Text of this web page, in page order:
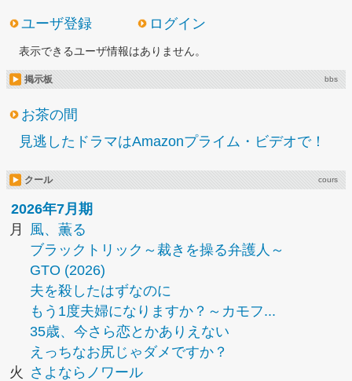
ユーザ登録 ログイン
表示できるユーザ情報はありません。
掲示板 bbs
お茶の間
見逃したドラマはAmazonプライム・ビデオで！
クール cours
2026年7月期
月
風、薫る
ブラックトリック～裁きを操る弁護人～
GTO (2026)
夫を殺したはずなのに
もう1度夫婦になりますか？～カモフ...
35歳、今さら恋とかありえない
えっちなお尻じゃダメですか？
火
さよならノワール